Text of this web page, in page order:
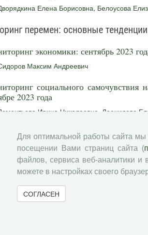
Елена Борисовна, Белоусова
перемен: основные тенденции
экономики: сентябрь 2023
Максим Андреевич
социального самочувствия
2023 года
Ирина Николаевна Леонидова
научной жизни
издания ФГБУН ВолНЦ РАН
Для оптимальной работы сайта мы
посещении Вами страниц сайта (
файлов, сервиса веб-аналитики и
можете в настройках своего
СОГЛАСЕН